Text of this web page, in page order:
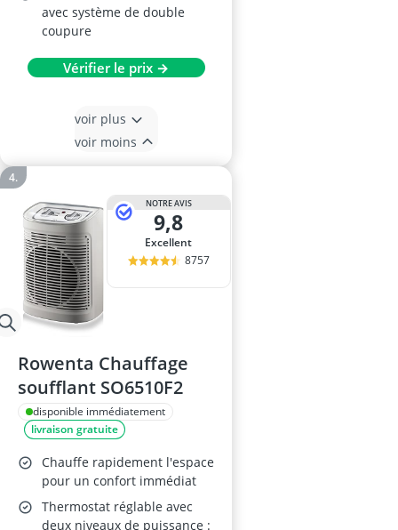
avec système de double
coupure
Vérifier le prix →
voir plus
voir moins
NOTRE AVIS
9,8
Excellent
8757
Rowenta Chauffage
soufflant SO6510F2
disponible immédiatement
livraison gratuite
Chauffe rapidement l'espace
pour un confort immédiat
Thermostat réglable avec
deux niveaux de puissance :